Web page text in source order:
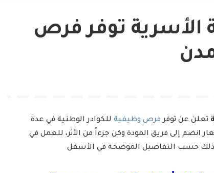
الأسرية توفر فرص
تعلن عن توفرفرص وظيفية للكوادر الوطنية في عدة
انضم إلى فريق المودة وكن جزءاً من الأثر، للعمل في
و ذلك حسب التفاصيل الموضحة في الأسفل